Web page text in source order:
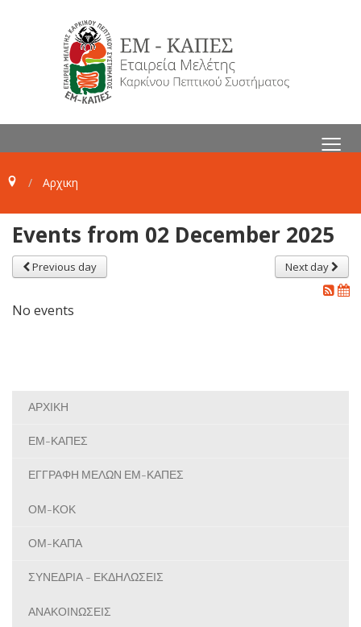
≡
Αρχικη
Events from 02 December 2025
Previous day Next day
No events
ΑΡΧΙΚΗ
ΕΜ-ΚΑΠΕΣ
ΕΓΓΡΑΦΗ ΜΕΛΩΝ ΕΜ-ΚΑΠΕΣ
ΟΜ-ΚΟΚ
ΟΜ-ΚΑΠΑ
ΣΥΝΕΔΡΙΑ - ΕΚΔΗΛΩΣΕΙΣ
ΑΝΑΚΟΙΝΩΣΕΙΣ